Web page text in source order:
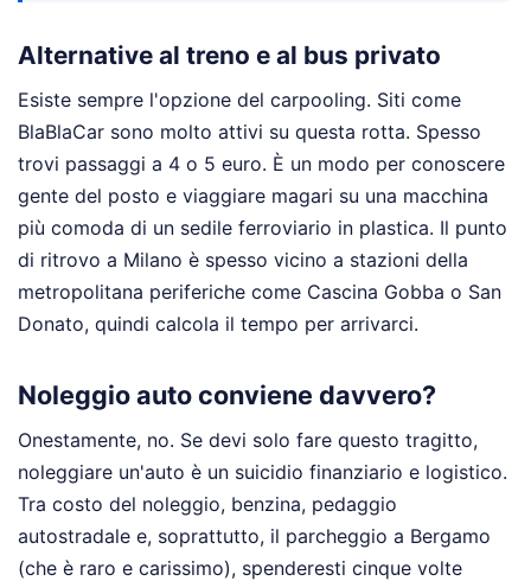
Alternative al treno e al bus privato
Esiste sempre l'opzione del carpooling. Siti come
BlaBlaCar sono molto attivi su questa rotta. Spesso
trovi passaggi a 4 o 5 euro. È un modo per conoscere
gente del posto e viaggiare magari su una macchina
più comoda di un sedile ferroviario in plastica. Il punto
di ritrovo a Milano è spesso vicino a stazioni della
metropolitana periferiche come Cascina Gobba o San
Donato, quindi calcola il tempo per arrivarci.
Noleggio auto conviene davvero?
Onestamente, no. Se devi solo fare questo tragitto,
noleggiare un'auto è un suicidio finanziario e logistico.
Tra costo del noleggio, benzina, pedaggio
autostradale e, soprattutto, il parcheggio a Bergamo
(che è raro e carissimo), spenderesti cinque volte